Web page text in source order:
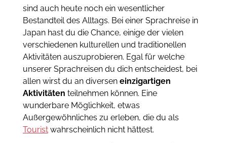
sind auch heute noch ein wesentlicher
Bestandteil des Alltags. Bei einer Sprachreise in
Japan hast du die Chance, einige der vielen
verschiedenen kulturellen und traditionellen
Aktivitäten auszuprobieren. Egal für welche
unserer Sprachreisen du dich entscheidest, bei
allen wirst du an diversen einzigartigen
Aktivitäten teilnehmen können. Eine
wunderbare Möglichkeit, etwas
Außergewöhnliches zu erleben, die du als
Touristwahrscheinlich nicht hättest.